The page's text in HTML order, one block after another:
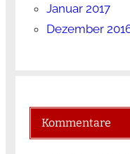
Januar 2017
Dezember
Kommentare